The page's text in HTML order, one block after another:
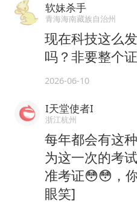
软妹杀手
青海海南藏族自治州
现在科技这么
吗？非要整个
2026-06-10
I天堂使者I
浙江杭州
每年都会有这
为这一次的考
准考证😳😳，
眼笑]